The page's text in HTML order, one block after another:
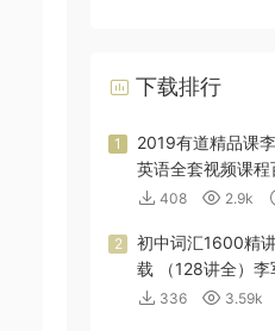
下载排行
1
2019有道精品课
英语全套视频课
408 2.9k
2
初中词汇1600精
载 （128讲全）李
336 3.59k